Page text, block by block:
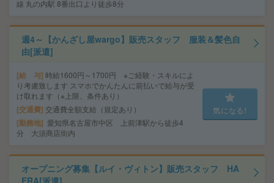
線 丸の内駅 8番出口より徒歩8分
週4～【かんざし屋wargo】販売スタッフ 服装＆髪色自
由[派遣]
給 与 時給1600円～1700円 ※ご経験・スキルによ
り考慮致します スマホでかんたんに前払いで給与が受
け取れます（※上限、条件あり）
交通費 交通費全額支給（規定あり）
勤務地 愛知県名古屋市中区 上前津駅から徒歩4
分 大須商店街内
気になる!
オープニング募集【ルイ・ヴィトン】販売スタッフ HA
ERA[派遣]